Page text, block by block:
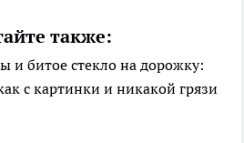
также:
и битое стекло на дорожку:
с картинки и никакой грязи